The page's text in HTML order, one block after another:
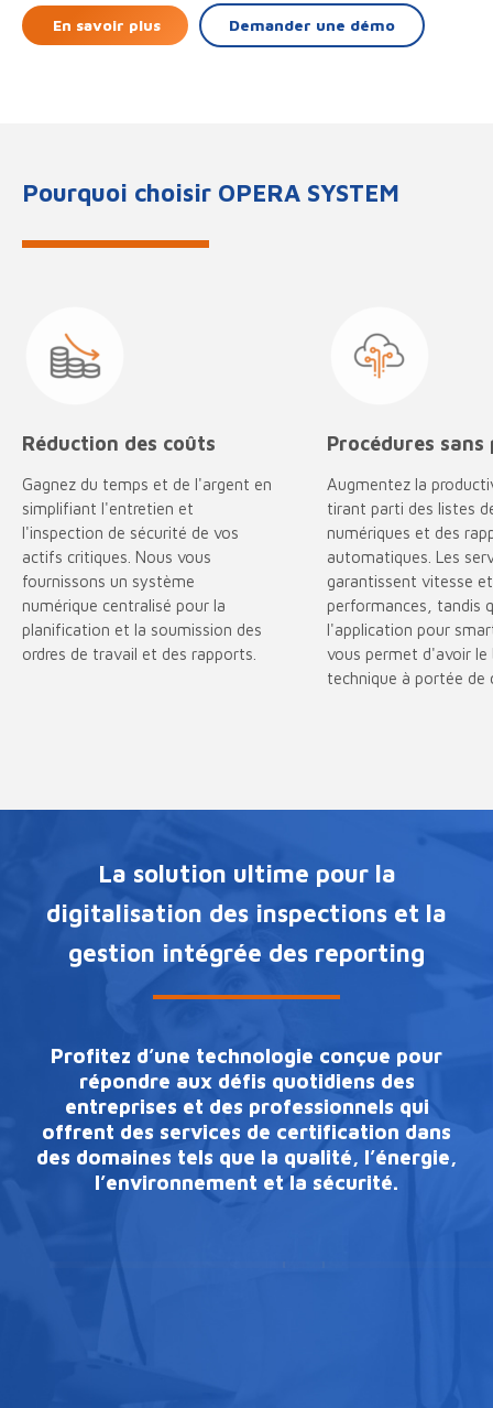
En savoir plus Demander une démo
Pourquoi choisir OPERA SYSTEM
Réduction des coûts
Gagnez du temps et de l'argent en
simplifiant l'entretien et
l'inspection de sécurité de vos
actifs critiques. Nous vous
fournissons un système
numérique centralisé pour la
planification et la soumission des
ordres de travail et des rapports.
Procédures sans
Augmentez la
tirant parti des listes
numériques et des
automatiques. Les
garantissent vitesse
performances, tandis
l'application pour
vous permet d'avoir le
technique à portée de
La solution ultime pour la
digitalisation des inspections et la
gestion intégrée des reporting
Profitez d’une technologie conçue pour
répondre aux défis quotidiens des
entreprises et des professionnels qui
offrent des services de certification dans
des domaines tels que la qualité, l’énergie,
l’environnement et la sécurité.